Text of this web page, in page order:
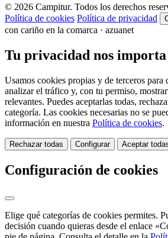
© 2026 Campitur. Todos los derechos
Política de cookies Política de privacidad
con cariño en la comarca · azuanet
Tu privacidad nos importa
Usamos cookies propias y de terceros para
analizar el tráfico y, con tu permiso,
relevantes. Puedes aceptarlas todas,
categoría. Las cookies necesarias no se
información en nuestra Política de cookies.
Rechazar todas Configurar Aceptar
Configuración de cookies
Elige qué categorías de cookies permites.
decisión cuando quieras desde el enlace